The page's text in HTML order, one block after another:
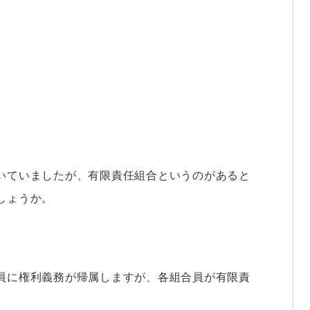
いましたが、有限責任組合というのがあると
うか。
権利義務が帰属しますが、各組合員が有限責